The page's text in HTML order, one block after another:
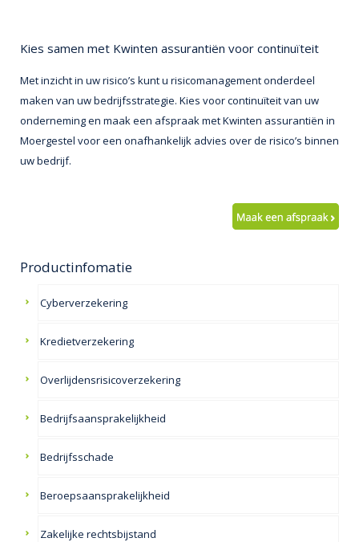
Kies samen met Kwinten assurantiën voor continuïteit
Met inzicht in uw risico’s kunt u risicomanagement onderdeel
maken van uw bedrijfsstrategie. Kies voor continuïteit van uw
onderneming en maak een afspraak met Kwinten assurantiën in
Moergestel voor een onafhankelijk advies over de risico’s binnen
uw bedrijf.
Productinfomatie
Cyberverzekering
Kredietverzekering
Overlijdensrisicoverzekering
Bedrijfsaansprakelijkheid
Bedrijfsschade
Beroepsaansprakelijkheid
Zakelijke rechtsbijstand